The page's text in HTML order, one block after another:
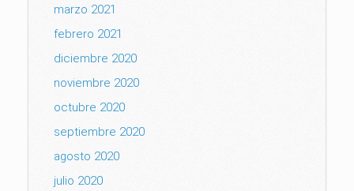
marzo 2021
febrero 2021
diciembre 2020
noviembre 2020
octubre 2020
septiembre 2020
agosto 2020
julio 2020